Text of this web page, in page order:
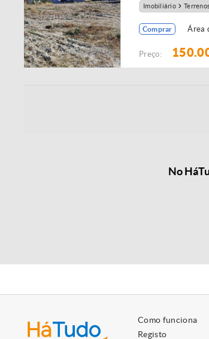
Imobiliário
Comprar Área
Preço:
No
Como funciona
Registo